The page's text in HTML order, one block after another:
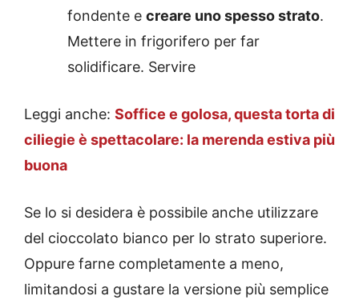
fondente e creare uno spesso strato.
Mettere in frigorifero per far
solidificare. Servire
Leggi anche: Soffice e golosa, questa torta di
ciliegie è spettacolare: la merenda estiva più
buona
Se lo si desidera è possibile anche utilizzare
del cioccolato bianco per lo strato superiore.
Oppure farne completamente a meno,
limitandosi a gustare la versione più semplice